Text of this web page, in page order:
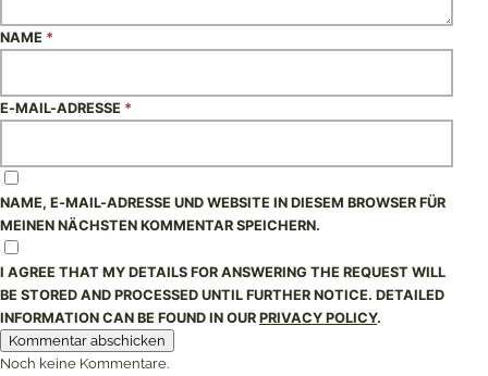
NAME *
E-MAIL-ADRESSE *
NAME, E-MAIL-ADRESSE UND WEBSITE IN DIESEM BROWSER FÜR
MEINEN NÄCHSTEN KOMMENTAR SPEICHERN.
I AGREE THAT MY DETAILS FOR ANSWERING THE REQUEST WILL
BE STORED AND PROCESSED UNTIL FURTHER NOTICE. DETAILED
INFORMATION CAN BE FOUND IN OUR PRIVACY POLICY.
Noch keine Kommentare.